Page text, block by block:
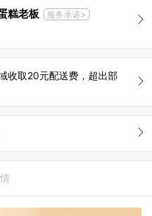
糕老板
服务承诺>
收取20元配送费，超出部